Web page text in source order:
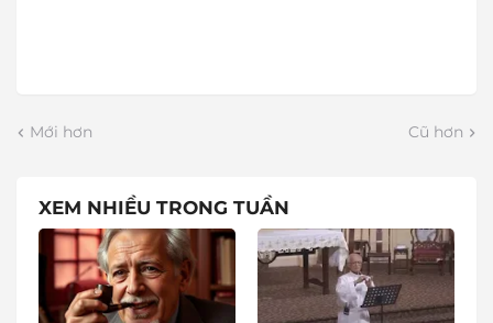
Mới hơn Cũ hơn
XEM NHIỀU TRONG TUẦN